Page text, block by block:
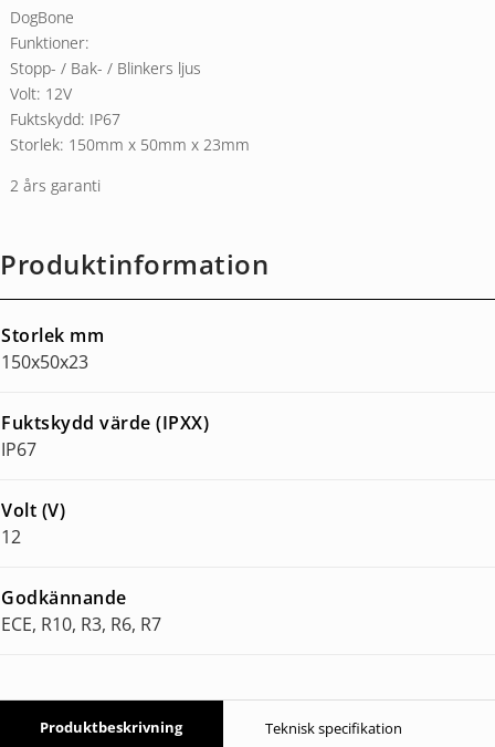
DogBone
Funktioner:
Stopp- / Bak- / Blinkers ljus
Volt: 12V
Fuktskydd: IP67
Storlek: 150mm x 50mm x 23mm
2 års garanti
Produktinformation
Storlek mm
150x50x23
Fuktskydd värde (IPXX)
IP67
Volt (V)
12
Godkännande
ECE, R10, R3, R6, R7
Produktbeskrivning Teknisk specifikation